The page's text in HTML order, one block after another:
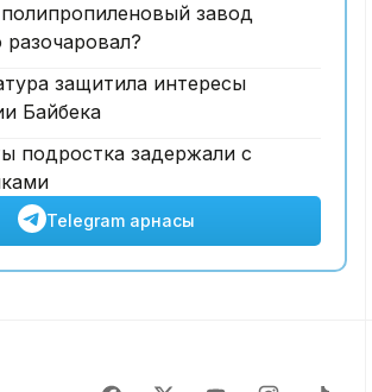
завод
разочаровал?
защитила интересы
Байбека
подростка задержали с
Telegram арнасы